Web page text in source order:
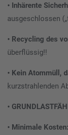
• Inhärente
ausgeschlossen
• Recycling des
überflüssig!!
• Kein Atommüll,
kurzstrahlenden
•
• Minimale Kosten: